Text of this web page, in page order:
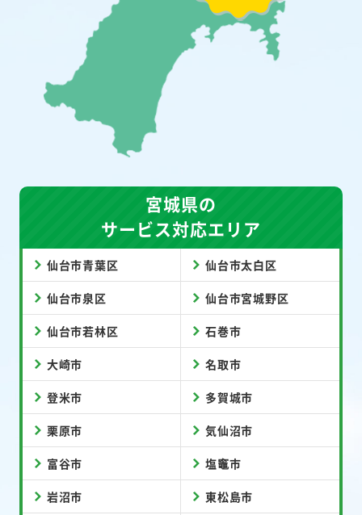
宮城県の
サービス対応エリア
仙台市青葉区 仙台市太白区
仙台市泉区 仙台市宮城野区
仙台市若林区 石巻市
大崎市 名取市
登米市 多賀城市
栗原市 気仙沼市
富谷市 塩竈市
岩沼市 東松島市